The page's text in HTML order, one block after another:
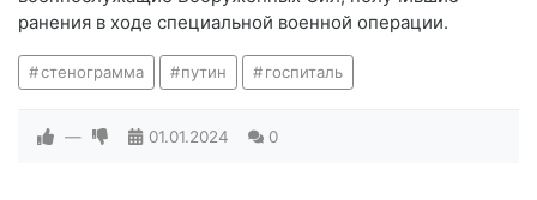
ранения в ходе специальной военной операции.
стенограмма путин госпиталь
— 01.01.2024 0